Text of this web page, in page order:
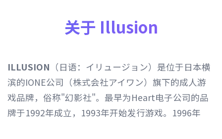
关于 Illusion
ILLUSION （日语：イリュージョン）是位于日本横
滨的IONE公司（株式会社アイワン）旗下的成人游
戏品牌，俗称"幻影社"。最早为Heart电子公司的品
牌于1992年成立，1993年开始发行游戏。1996年